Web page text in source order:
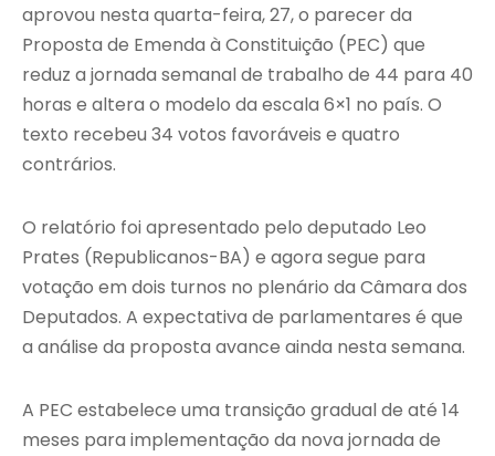
aprovou nesta quarta-feira, 27, o parecer da
Proposta de Emenda à Constituição (PEC) que
reduz a jornada semanal de trabalho de 44 para 40
horas e altera o modelo da escala 6×1 no país. O
texto recebeu 34 votos favoráveis e quatro
contrários.
O relatório foi apresentado pelo deputado Leo
Prates (Republicanos-BA) e agora segue para
votação em dois turnos no plenário da Câmara dos
Deputados. A expectativa de parlamentares é que
a análise da proposta avance ainda nesta semana.
A PEC estabelece uma transição gradual de até 14
meses para implementação da nova jornada de